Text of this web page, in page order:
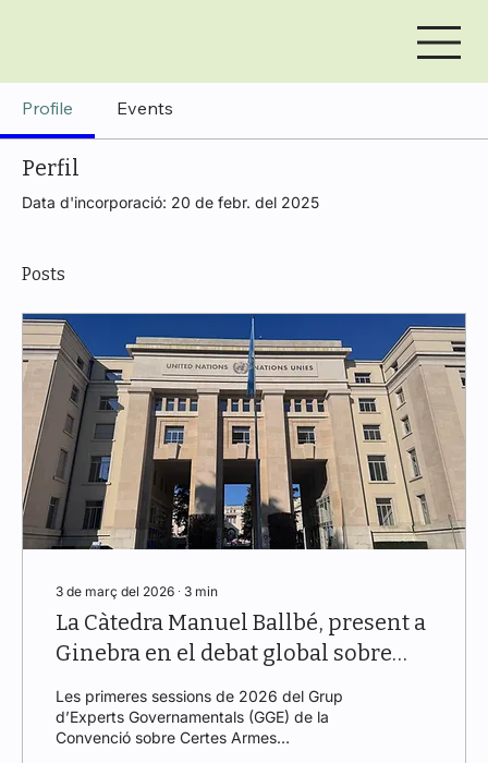
Profile Events
Perfil
Data d'incorporació: 20 de febr. del 2025
Posts
3 de març del 2026 ∙ 3 min
La Càtedra Manuel Ballbé, present a
Ginebra en el debat global sobre
Armes Autònomes: participació a
través d’ICRAC i presència del Dr.
Joaquín Rodríguez
Les primeres sessions de 2026 del Grup
d’Experts Governamentals (GGE) de la
Convenció sobre Certes Armes